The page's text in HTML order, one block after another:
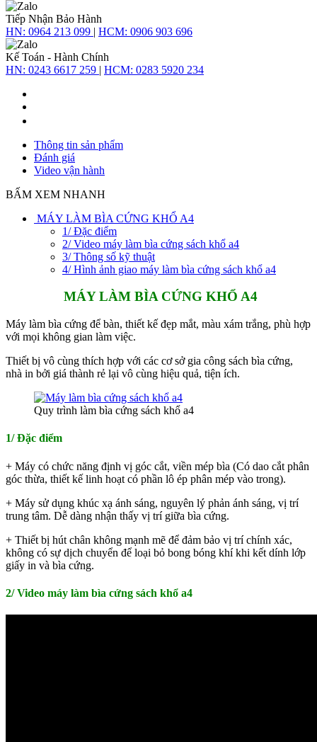
Tiếp Nhận Bảo Hành
HN: 0964 213 099 | HCM: 0906 903 696
Kế Toán - Hành Chính
HN: 0243 6617 259 | HCM: 0283 5920 234
Thông tin sản phẩm
Đánh giá
Video vận hành
BẤM XEM NHANH
MÁY LÀM BÌA CỨNG KHỔ A4
1/ Đặc điểm
2/ Video máy làm bìa cứng sách khổ a4
3/ Thông số kỹ thuật
4/ Hình ảnh giao máy làm bìa cứng sách khổ a4
MÁY LÀM BÌA CỨNG KHỔ A4
Máy làm bìa cứng để bàn, thiết kế đẹp mắt, màu xám trắng, phù hợp
với mọi không gian làm việc.
Thiết bị vô cùng thích hợp với các cơ sở gia công sách bìa cứng,
nhà in bởi giá thành rẻ lại vô cùng hiệu quả, tiện ích.
Quy trình làm bìa cứng sách khổ a4
1/ Đặc điểm
+ Máy có chức năng định vị góc cắt, viền mép bìa (Có dao cắt phân
góc thừa, thiết kế linh hoạt có phần lô ép phân mép vào trong).
+ Máy sử dụng khúc xạ ánh sáng, nguyên lý phản ánh sáng, vị trí
trung tâm. Dễ dàng nhận thấy vị trí giữa bìa cứng.
+ Thiết bị hút chân không mạnh mẽ để đảm bảo vị trí chính xác,
không có sự dịch chuyển để loại bỏ bong bóng khí khi kết dính lớp
giấy in và bìa cứng.
2/ Video máy làm bìa cứng sách khổ a4